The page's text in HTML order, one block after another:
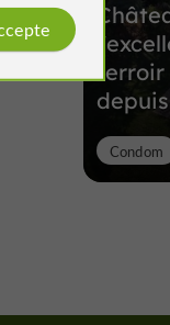
terroir
Condom